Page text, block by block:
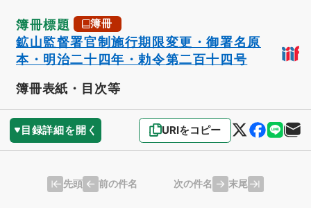
簿冊標題 簿冊
鉱山監督署官制施行期限変更・御署名原
本・明治二十四年・勅令第二百十四号
簿冊表紙・目次等
目録詳細を開く URIをコピー
先頭 前の件名 次の件名 末尾